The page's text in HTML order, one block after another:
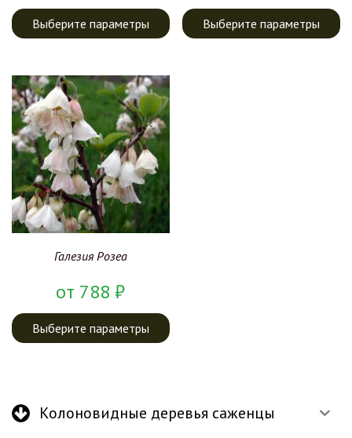
Колоновидные деревья саженцы
Выберите параметры Выберите параметры
Галезия Розеа
от 788₽
Выберите параметры